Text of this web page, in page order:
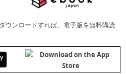
ウンロードすれば、電子版を無料購読